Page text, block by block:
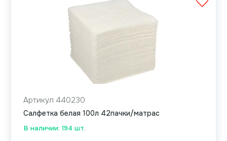
В наличии: 194 шт.
Артикул 440230
Салфетка белая 100л 42пачки/матрас